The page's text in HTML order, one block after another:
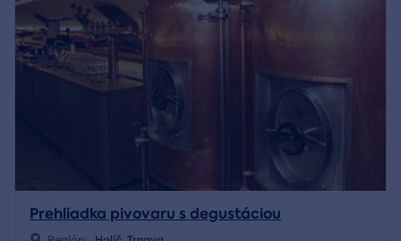
Prehliadka pivovaru s degustáciou